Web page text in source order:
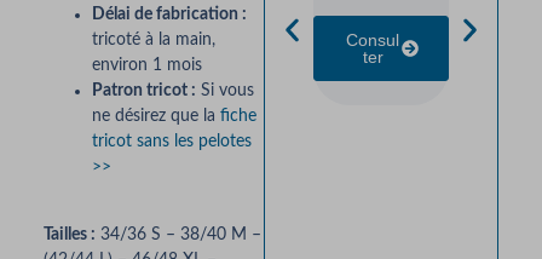
Délai de fabrication :
tricoté à la main,
environ 1 mois
Patron tricot : Si vous
ne désirez que la fiche
tricot sans les pelotes
>>
Tailles : 34/36 S – 38/40 M –
Consul
Ter